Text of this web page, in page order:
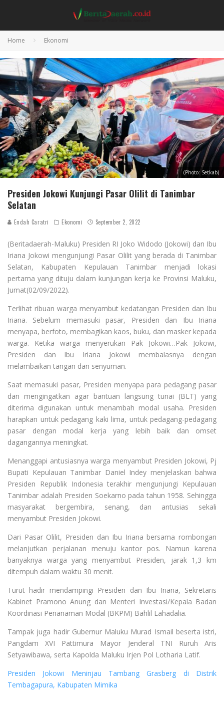
Home Ekonomi
(Photo: Setkab)
Presiden Jokowi Kunjungi Pasar Olilit di Tanimbar
Selatan
Endah Caratri Ekonomi September 2, 2022
(Beritadaerah-Maluku) Presiden RI Joko Widodo (Jokowi) dan Ibu
Iriana Jokowi mengunjungi Pasar Olilit yang berada di Tanimbar
Selatan, Kabupaten Kepulauan Tanimbar menjadi lokasi
pertama yang dituju dalam kunjungan kerja ke Provinsi Maluku,
Jumat(02/09/2022).
Terlihat ribuan warga menyambut kedatangan Presiden dan Ibu
Iriana. Sebelum memasuki pasar, Presiden dan Ibu Iriana
menyapa, berfoto, membagikan kaos, buku, dan masker kepada
warga. Ketika warga menyerukan Pak Jokowi…Pak Jokowi,
Presiden dan Ibu Iriana Jokowi membalasnya dengan
melambaikan tangan dan senyuman.
Saat memasuki pasar, Presiden menyapa para pedagang pasar
dan mengingatkan agar bantuan langsung tunai (BLT) yang
diterima digunakan untuk menambah modal usaha. Presiden
harapkan untuk pedagang kaki lima, untuk pedagang-pedagang
pasar dengan modal kerja yang lebih baik dan omset
dagangannya meningkat.
Menanggapi antusiasnya warga menyambut Presiden Jokowi, Pj
Bupati Kepulauan Tanimbar Daniel Indey menjelaskan bahwa
Presiden Republik Indonesia terakhir mengunjungi Kepulauan
Tanimbar adalah Presiden Soekarno pada tahun 1958. Sehingga
masyarakat bergembira, senang, dan antusias sekali
menyambut Presiden Jokowi.
Dari Pasar Olilit, Presiden dan Ibu Iriana bersama rombongan
melanjutkan perjalanan menuju kantor pos. Namun karena
banyaknya warga yang menyambut Presiden, jarak 1,3 km
ditempuh dalam waktu 30 menit.
Turut hadir mendampingi Presiden dan Ibu Iriana, Sekretaris
Kabinet Pramono Anung dan Menteri Investasi/Kepala Badan
Koordinasi Penanaman Modal (BKPM) Bahlil Lahadalia.
Tampak juga hadir Gubernur Maluku Murad Ismail beserta istri,
Pangdam XVI Pattimura Mayor Jenderal TNI Ruruh Aris
Setyawibawa, serta Kapolda Maluku Irjen Pol Lotharia Latif.
Presiden Jokowi Meninjau Tambang Grasberg di Distrik
Tembagapura, Kabupaten Mimika